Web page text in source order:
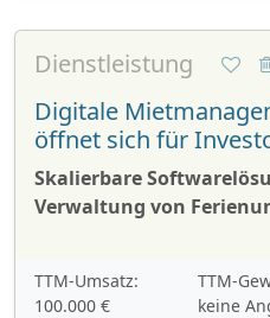
Dienstleistung
Digitale
öffnet sich für
Skalierbare
Verwaltung von
TTM-Umsatz:
100.000 €
TTM-
keine